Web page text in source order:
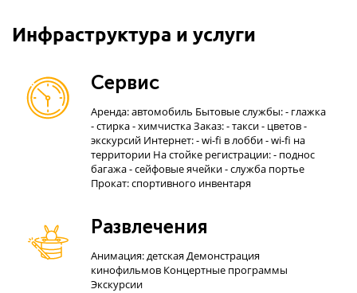
Инфраструктура и услуги
Сервис
Аренда: автомобиль Бытовые службы: - глажка
- стирка - химчистка Заказ: - такси - цветов -
экскурсий Интернет: - wi-fi в лобби - wi-fi на
территории На стойке регистрации: - поднос
багажа - сейфовые ячейки - служба портье
Прокат: спортивного инвентаря
Развлечения
Анимация: детская Демонстрация
кинофильмов Концертные программы
Экскурсии